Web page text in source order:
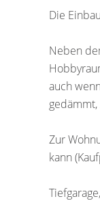
Die
Neben
auch
Zur
kann